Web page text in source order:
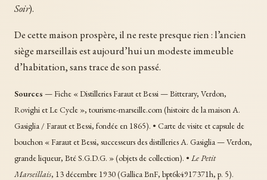
Soir).
De cette maison prospère, il ne reste presque rien : l’ancien
siège marseillais est aujourd’hui un modeste immeuble
d’habitation, sans trace de son passé.
Sources — Fiche « Distilleries Faraut et Bessi — Bitterary, Verdon,
Rovighi et Le Cycle », tourisme-marseille.com (histoire de la maison A.
Gasiglia / Faraut et Bessi, fondée en 1865). • Carte de visite et capsule de
bouchon « Faraut et Bessi, successeurs des distilleries A. Gasiglia — Verdon,
grande liqueur, Bté S.G.D.G. » (objets de collection). • Le Petit
Marseillais, 13 décembre 1930 (Gallica BnF, bpt6k4917371h, p. 5).